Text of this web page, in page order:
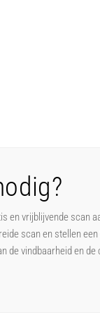
en vrijblijvende scan
scan en stellen
de vindbaarheid en